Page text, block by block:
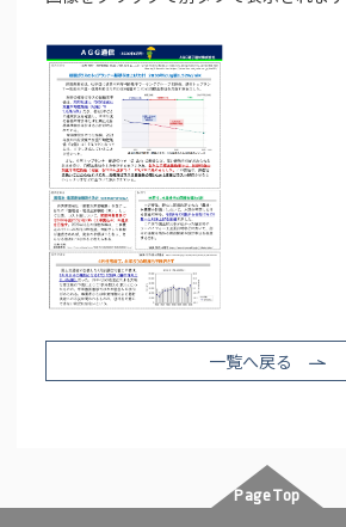
一覧へ戻る
PageTop